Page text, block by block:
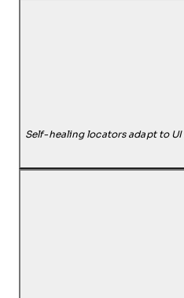
Self-healing locators adapt to UI